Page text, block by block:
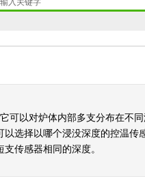
可以对炉体内部多支分布在不
选择以哪个浸没深度的控温传
传感器相同的深度。